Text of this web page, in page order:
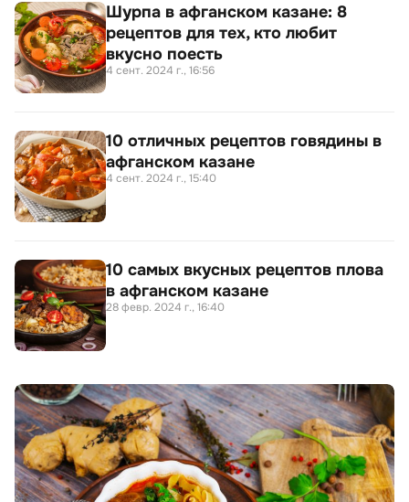
Шурпа в афганском казане: 8
рецептов для тех, кто любит
вкусно поесть
4 сент. 2024 г., 16:56
10 отличных рецептов говядины в
афганском казане
4 сент. 2024 г., 15:40
10 самых вкусных рецептов плова
в афганском казане
28 февр. 2024 г., 16:40